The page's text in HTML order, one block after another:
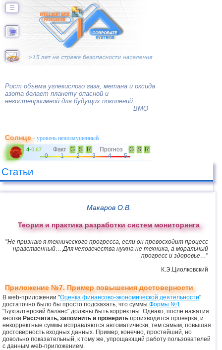
☰
Рост объема углекислого газа, метана и оксида
азота делает планету опасной и
негостеприимной для будущих поколений.
ВМО
Солнце- уровень невозмущенный
4-0.67 Факт G S R Прогноз G S
R
0
1 2 3 4 5
Статьи
Макаров О.В.
Теория и практика разработки систем мониторинга
"Не признаю я технического прогресса, если он превосходит процесс
нравственный… Для человечества нужна не техника, а моральный
прогресс и здоровье…"
К.Э.Циолковский
Приложение №7. Пример повышения достоверности
В web-приложении "Оценка финансово-экономической деятельности"
достаточно было бы просто подсказать, что суммы Формы №1
"Бухгалтерский баланс" должны быть корректны. Однако, после нажатия
кнопки Рассчитать, запомнить и проверить производится проверка, и
некорректные суммы исправляются автоматически, тем самым, повышая
достоверность входных данных. Пример, конечно, простейший, но
довольно показательный, к тому же, упрощающий работу пользователей
с данным web-приложением.